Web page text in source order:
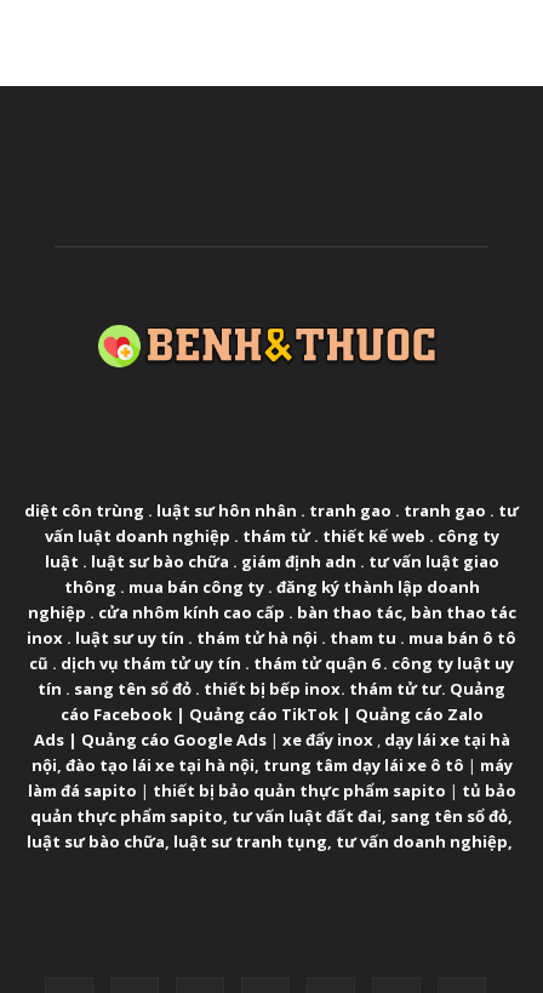
diệt côn trùng . luật sư hôn nhân . tranh gao . tranh gao . tư
vấn luật doanh nghiệp . thám tử. thiết kế web . công ty
luật . luật sư bào chữa . giám định adn . tư vấn luật giao
thông . mua bán công ty. đăng ký thành lập doanh
nghiệp . cửa nhôm kính cao cấp . bàn thao tác, bàn thao tác
inox . luật sư uy tín . thám tử hà nội . tham tu . mua bán ô tô
cũ . dịch vụ thám tử uy tín . thám tử quận 6. công ty luật uy
tín . sang tên sổ đỏ . thiết bị bếp inox. thám tử tư. Quảng
cáo Facebook| Quảng cáo TikTok| Quảng cáo Zalo
Ads| Quảng cáo Google Ads| xe đẩy inox, dạy lái xe tại hà
nội, đào tạo lái xe tại hà nội, trung tâm dạy lái xe ô tô | máy
làm đá sapito | thiết bị bảo quản thực phẩm sapito | tủ bảo
quản thực phẩm sapito, tư vấn luật đất đai, sang tên sổ đỏ,
luật sư bào chữa, luật sư tranh tụng, tư vấn doanh nghiệp,